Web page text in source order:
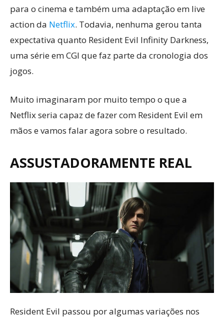
para o cinema e também uma adaptação em live
action da Netflix. Todavia, nenhuma gerou tanta
expectativa quanto Resident Evil Infinity Darkness,
uma série em CGI que faz parte da cronologia dos
jogos.
Muito imaginaram por muito tempo o que a
Netflix seria capaz de fazer com Resident Evil em
mãos e vamos falar agora sobre o resultado.
ASSUSTADORAMENTE REAL
Resident Evil passou por algumas variações nos